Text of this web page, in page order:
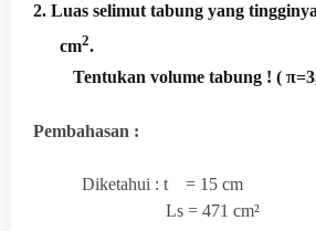
2. Luas selimut tabung yang
cm2.
Tentukan volume tabung ! (
Pembahasan :
Diketahui : t = 15 cm
Ls = 471 cm²